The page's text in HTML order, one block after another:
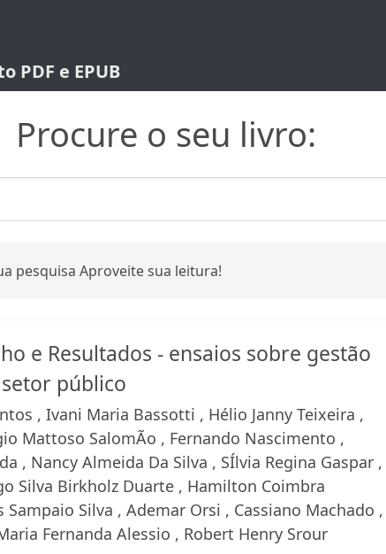
e EPUB
Procure o seu livro:
pesquisa Aproveite sua leitura!
e Resultados - ensaios sobre gestão
público
, Ivani Maria Bassotti , Hélio Janny Teixeira ,
Mattoso SalomÃo , Fernando Nascimento ,
, Nancy Almeida Da Silva , SÍlvia Regina Gaspar ,
Silva Birkholz Duarte , Hamilton Coimbra
Sampaio Silva , Ademar Orsi , Cassiano Machado ,
Fernanda Alessio , Robert Henry Srour